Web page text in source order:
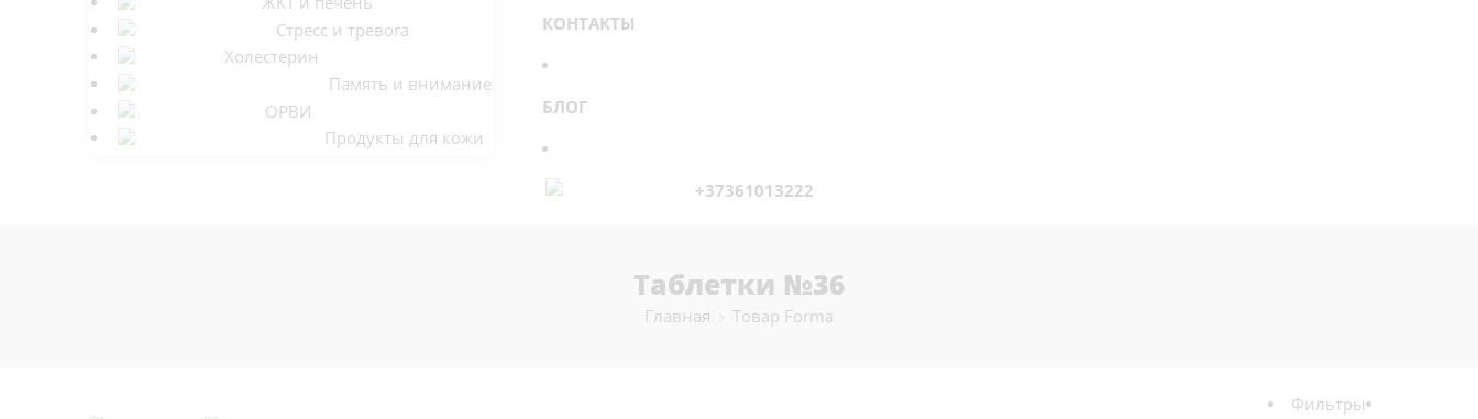
Cтресс и тревога
Холестерин
Память и внимание
ОРВИ
Продукты для кожи
КОНТАКТЫ
БЛОГ
+37361013222
Таблетки №36
Главная Товар Forma
Фильтры